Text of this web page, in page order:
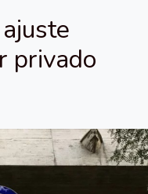
privado